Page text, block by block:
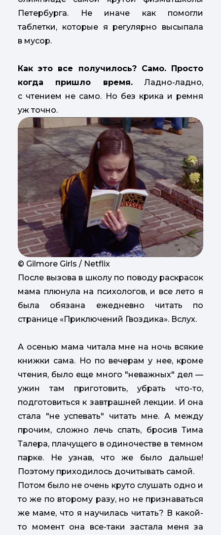
Петербурга. Не иначе как помогли
таблетки, которые я регулярно высыпала
в мусор.
Как это все получилось? Само. Просто
когда пришло время.Ладно-ладно,
с чтением не само. Но без крика и ремня
уж точно.
© Gilmore Girls / Netflix
После вызова в школу по поводу раскрасок
мама плюнула на психологов, и все лето я
была обязана ежедневно читать по
странице «Приключений Гвоздика». Вслух.
А осенью мама читала мне на ночь всякие
книжки сама. Но по вечерам у нее, кроме
чтения, было еще много "неважных" дел —
ужин там приготовить, убрать что-то,
подготовиться к завтрашней лекции. И она
стала "не успевать" читать мне. А между
прочим, сложно лечь спать, бросив Тима
Талера, плачущего в одиночестве в темном
парке. Не узнав, что же было дальше!
Поэтому приходилось дочитывать самой.
Потом было не очень круто слушать одно и
то же по второму разу, но не признаваться
же маме, что я научилась читать? В какой-
то момент она все-таки застала меня за